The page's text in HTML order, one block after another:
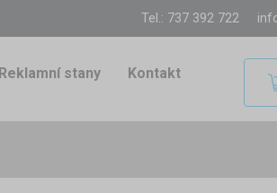
Tel.: 737 392 722
Reklamní stany Kontakt